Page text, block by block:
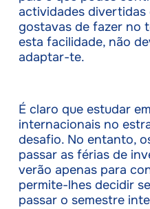
actividades divertidas
gostavas de fazer no
esta facilidade, não
adaptar-te.
É claro que estudar
internacionais no
desafio. No entanto,
passar as férias de
verão apenas para
permite-lhes decidir
passar o semestre